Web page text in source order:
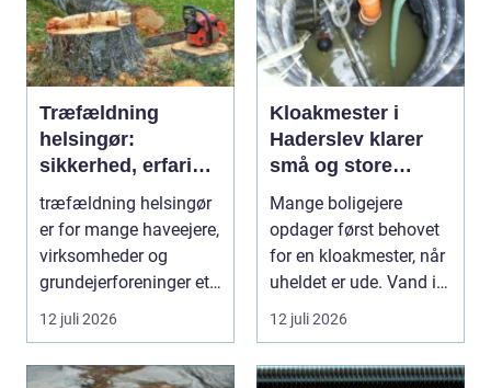
Træfældning
helsingør:
sikkerhed, erfaring
og gode løsninger i
nordsjælland
træfældning helsingør
er for mange haveejere,
virksomheder og
grundejerforeninger et
nødvendigt skri...
12 juli 2026
Kloakmester i
Haderslev klarer
små og store
akutte opgaver
Mange boligejere
opdager først behovet
for en kloakmester, når
uheldet er ude. Vand i
12 juli 2026